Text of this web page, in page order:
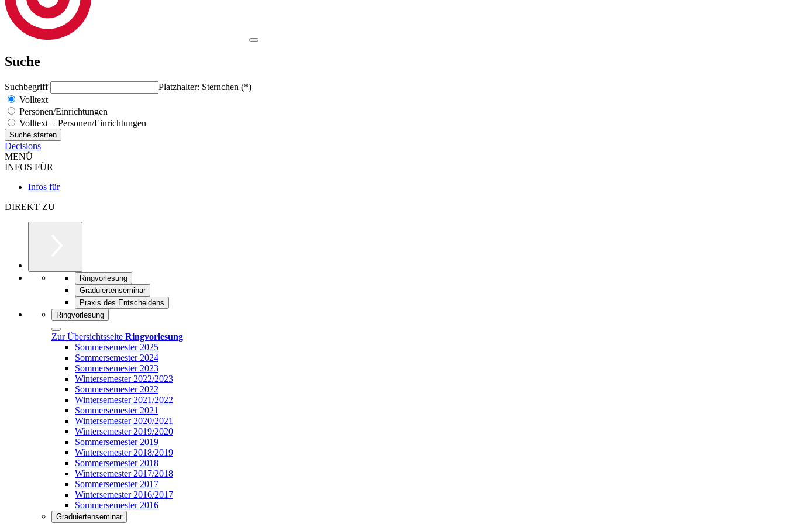
Suche
Suchbegriff
Platzhalter: Sternchen (*)
Volltext
Personen/Einrichtungen
Volltext + Personen/Einrichtungen
Decisions
MENÜ
INFOS FÜR
Infos für
DIREKT ZU
Ringvorlesung
Graduiertenseminar
Praxis des Entscheidens
Ringvorlesung
Zur Übersichtsseite Ringvorlesung
Sommersemester 2025
Sommersemester 2024
Sommersemester 2023
Wintersemester 2022/2023
Sommersemester 2022
Wintersemester 2021/2022
Sommersemester 2021
Wintersemester 2020/2021
Wintersemester 2019/2020
Sommersemester 2019
Wintersemester 2018/2019
Sommersemester 2018
Wintersemester 2017/2018
Sommersemester 2017
Wintersemester 2016/2017
Sommersemester 2016
Graduiertenseminar